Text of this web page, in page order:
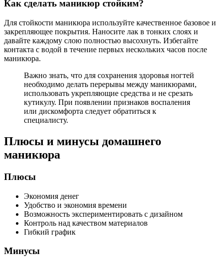
Как сделать маникюр стойким?
Для стойкости маникюра используйте качественное базовое и
закрепляющее покрытия. Наносите лак в тонких слоях и
давайте каждому слою полностью высохнуть. Избегайте
контакта с водой в течение первых нескольких часов после
маникюра.
Важно знать, что для сохранения здоровья ногтей
необходимо делать перерывы между маникюрами,
использовать укрепляющие средства и не срезать
кутикулу. При появлении признаков воспаления
или дискомфорта следует обратиться к
специалисту.
Плюсы и минусы домашнего
маникюра
Плюсы
Экономия денег
Удобство и экономия времени
Возможность экспериментировать с дизайном
Контроль над качеством материалов
Гибкий график
Минусы